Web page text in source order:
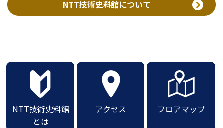
NTT技術史料館について
NTT技術史料館
とは
アクセス フロアマップ